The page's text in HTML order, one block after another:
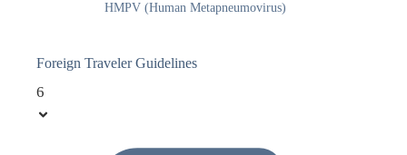
HMPV (Human Metapneumovirus)
Foreign Traveler Guidelines
6